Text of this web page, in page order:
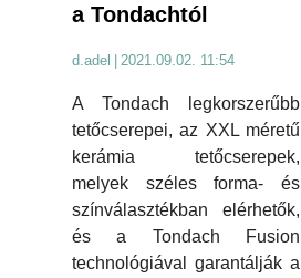
a Tondachtól
d.adel 2021.09.02. 11:54
A Tondach legkorszerűbb
tetőcserepei, az XXL méretű
kerámia tetőcserepek,
melyek széles forma- és
színválasztékban elérhetők,
és a Tondach Fusion
technológiával garantálják a